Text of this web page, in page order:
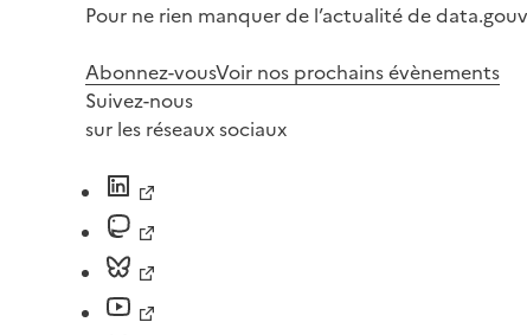
Pour ne rien manquer de l’actualité de
Abonnez-vousVoir nos prochains évènements
Suivez-nous
sur les réseaux sociaux